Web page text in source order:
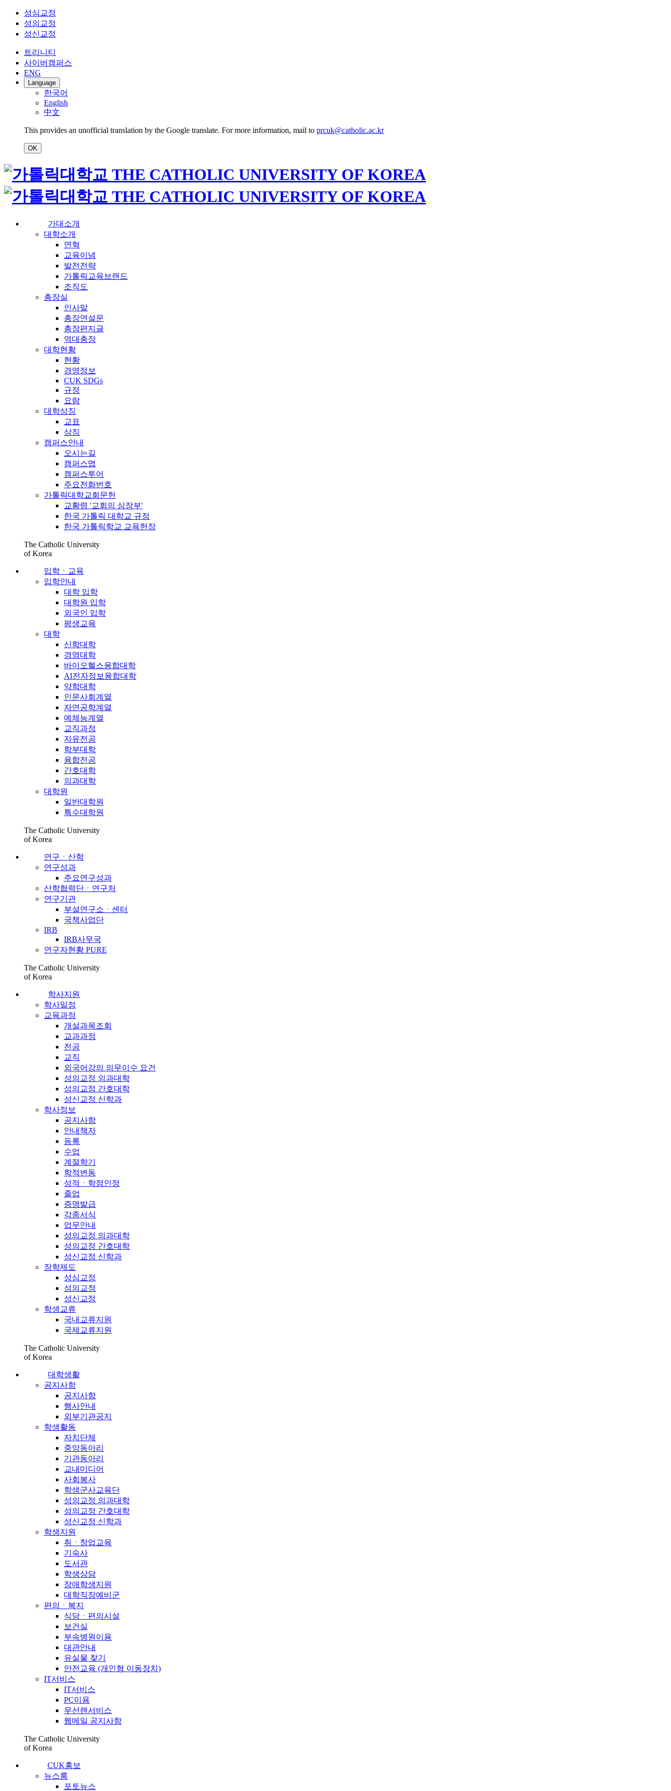
성심교정
성의교정
성신교정
트리니티
사이버캠퍼스
ENG
Language
한국어
English
中文
This provides an unofficial translation by the Google translate. For more information, mail to prcuk@catholic.ac.kr
OK
가대소개
대학소개
연혁
교육이념
발전전략
가톨릭교육브랜드
조직도
총장실
인사말
총장연설문
총장편지글
역대총장
대학현황
현황
경영정보
CUK SDGs
규정
요람
대학상징
교표
상징
캠퍼스안내
오시는길
캠퍼스맵
캠퍼스투어
주요전화번호
가톨릭대학교회문헌
교황령 '교회의 심장부'
한국 가톨릭 대학교 규정
한국 가톨릭학교 교육헌장
The Catholic University
of Korea
입학ㆍ교육
입학안내
대학 입학
대학원 입학
외국인 입학
평생교육
대학
신학대학
경영대학
바이오헬스융합대학
AI전자정보융합대학
약학대학
인문사회계열
자연공학계열
예체능계열
교직과정
자유전공
학부대학
융합전공
간호대학
의과대학
대학원
일반대학원
특수대학원
The Catholic University
of Korea
연구ㆍ산학
연구성과
주요연구성과
산학협력단ㆍ연구처
연구기관
부설연구소ㆍ센터
국책사업단
IRB
IRB사무국
연구자현황 PURE
The Catholic University
of Korea
학사지원
학사일정
교육과정
개설과목조회
교과과정
전공
교직
외국어강의 의무이수 요건
성의교정 의과대학
성의교정 간호대학
성신교정 신학과
학사정보
공지사항
안내책자
등록
수업
계절학기
학적변동
성적ㆍ학점인정
졸업
증명발급
각종서식
업무안내
성의교정 의과대학
성의교정 간호대학
성신교정 신학과
장학제도
성심교정
성의교정
성신교정
학생교류
국내교류지원
국제교류지원
The Catholic University
of Korea
대학생활
공지사항
공지사항
행사안내
외부기관공지
학생활동
자치단체
중앙동아리
기관동아리
교내미디어
사회봉사
학생군사교육단
성의교정 의과대학
성의교정 간호대학
성신교정 신학과
학생지원
취ㆍ창업교육
기숙사
도서관
학생상담
장애학생지원
대학직장예비군
편의ㆍ복지
식당ㆍ편의시설
보건실
부속병원이용
대관안내
유실물 찾기
안전교육 (개인형 이동장치)
IT서비스
IT서비스
PC이용
무선랜서비스
웹메일 공지사항
The Catholic University
of Korea
CUK홍보
뉴스룸
포토뉴스